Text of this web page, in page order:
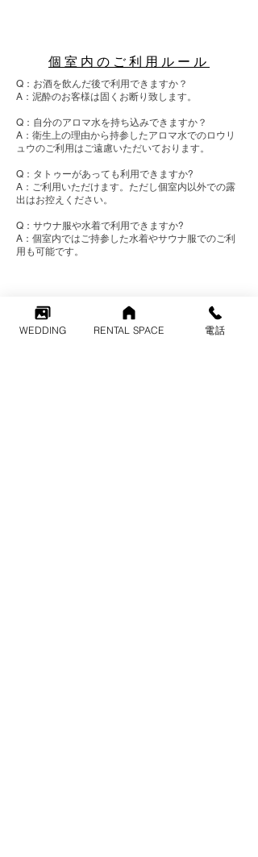
個室内のご利用ルール
Q：お酒を飲んだ後で利用できますか？
A：泥酔のお客様は固くお断り致します。
Q：自分のアロマ水を持ち込みできますか？
A：衛生上の理由から持参したアロマ水でのロウリ
ュウのご利用はご遠慮いただいております。
Q：タトゥーがあっても利用できますか?
A：ご利用いただけます。ただし個室内以外での露
出はお控えください。
Q：サウナ服や水着で利用できますか?
A：個室内ではご持参した水着やサウナ服でのご利
用も可能です。
写真・動画撮影時のルール
WEDDING RENTAL SPACE 電話